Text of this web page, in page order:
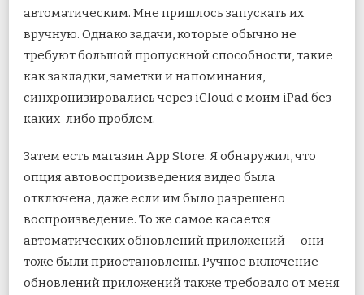
автоматическим. Мне пришлось запускать их
вручную. Однако задачи, которые обычно не
требуют большой пропускной способности, такие
как закладки, заметки и напоминания,
синхронизировались через iCloud с моим iPad без
каких-либо проблем.
Затем есть магазин App Store. Я обнаружил, что
опция автовоспроизведения видео была
отключена, даже если им было разрешено
воспроизведение. То же самое касается
автоматических обновлений приложений — они
тоже были приостановлены. Ручное включение
обновлений приложений также требовало от меня